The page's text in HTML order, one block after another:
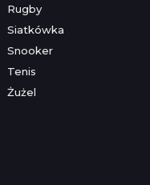
Rugby
Siatkówka
Snooker
Tenis
Żużel